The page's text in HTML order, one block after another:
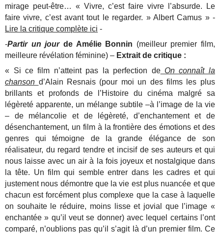
mirage peut-être…« Vivre, c’est faire vivre l’absurde. Le
faire vivre, c’est avant tout le regarder. » Albert Camus » -
Lire la critique complète ici -
-Partir un jour de Amélie Bonnin (meilleur premier film,
meilleure révélation féminine) – Extrait de critique :
« Si ce film n’atteint pas la perfection deOn connaît la
chanson d’Alain Resnais (pour moi un des films les plus
brillants et profonds de l’Histoire du cinéma malgré sa
légèreté apparente, un mélange subtile –à l’image de la vie
– de mélancolie et de légèreté, d’enchantement et de
désenchantement, un film à la frontière des émotions et des
genres qui témoigne de la grande élégance de son
réalisateur, du regard tendre et incisif de ses auteurs et qui
nous laisse avec un air à la fois joyeux et nostalgique dans
la tête. Un film qui semble entrer dans les cadres et qui
justement nous démontre que la vie est plus nuancée et que
chacun est forcément plus complexe que la case à laquelle
on souhaite le réduire, moins lisse et jovial que l’image «
enchantée » qu’il veut se donner) avec lequel certains l’ont
comparé, n’oublions pas qu’il s’agit là d’un premier film. Ce